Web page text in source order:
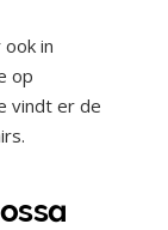
in
op
vindt er de